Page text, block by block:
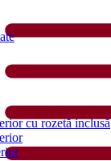
cu rozetă inclusă